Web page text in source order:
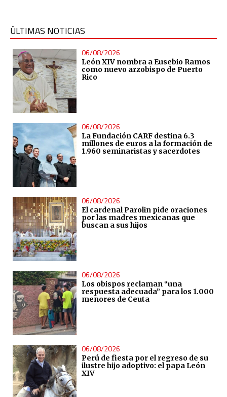
ÚLTIMAS NOTICIAS
06/08/2026
León XIV nombra a Eusebio Ramos
como nuevo arzobispo de Puerto
Rico
06/08/2026
La Fundación CARF destina 6.3
millones de euros a la formación de
1.960 seminaristas y sacerdotes
06/08/2026
El cardenal Parolin pide oraciones
por las madres mexicanas que
buscan a sus hijos
06/08/2026
Los obispos reclaman “una
respuesta adecuada” para los 1.000
menores de Ceuta
06/08/2026
Perú de fiesta por el regreso de su
ilustre hijo adoptivo: el papa León
XIV